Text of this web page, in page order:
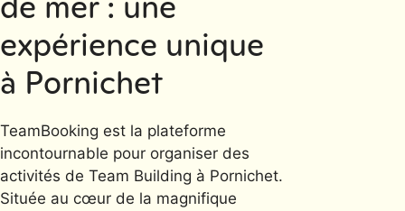
expérience unique
à Pornichet
TeamBooking est la plateforme
incontournable pour organiser des
activités de Team Building à Pornichet.
Située au cœur de la magnifique